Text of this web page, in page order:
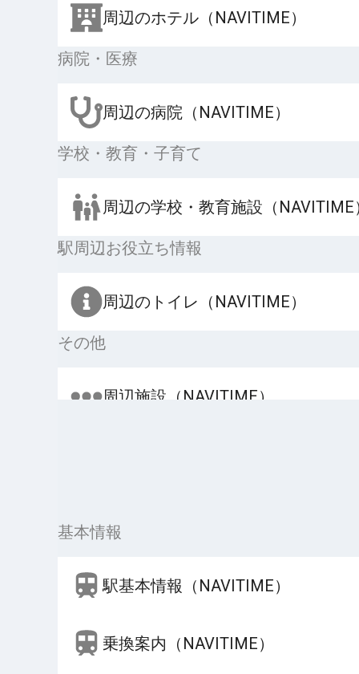
周辺のホテル（NAVITIME）
病院・医療
周辺の病院（NAVITIME）
学校・教育・子育て
周辺の学校・教育施設（NAVITIME
駅周辺お役立ち情報
周辺のトイレ（NAVITIME）
その他
周辺施設（NAVITIME）
基本情報
駅基本情報（NAVITIME）
乗換案内（NAVITIME）